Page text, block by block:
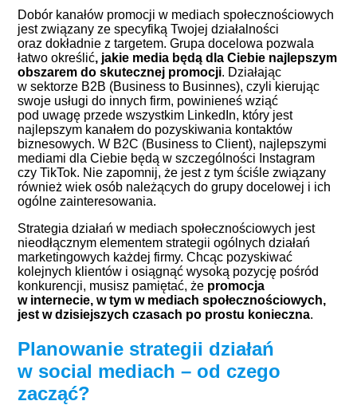
Dobór kanałów promocji w mediach społecznościowych
jest związany ze specyfiką Twojej działalności
oraz dokładnie z targetem. Grupa docelowa pozwala
łatwo określić, jakie media będą dla Ciebie najlepszym
obszarem do skutecznej promocji. Działając
w sektorze B2B (Business to Businnes), czyli kierując
swoje usługi do innych firm, powinieneś wziąć
pod uwagę przede wszystkim LinkedIn, który jest
najlepszym kanałem do pozyskiwania kontaktów
biznesowych. W B2C (Business to Client), najlepszymi
mediami dla Ciebie będą w szczególności Instagram
czy TikTok. Nie zapomnij, że jest z tym ściśle związany
również wiek osób należących do grupy docelowej i ich
ogólne zainteresowania.
Strategia działań w mediach społecznościowych jest
nieodłącznym elementem strategii ogólnych działań
marketingowych każdej firmy. Chcąc pozyskiwać
kolejnych klientów i osiągnąć wysoką pozycję pośród
konkurencji, musisz pamiętać, że promocja
w internecie, w tym w mediach społecznościowych,
jest w dzisiejszych czasach po prostu konieczna.
Planowanie strategii działań
w social mediach – od czego
zacząć?